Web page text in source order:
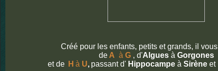
Créé pour les enfants, petits et grands, il
de A à G , d'Alguesà Gorgones
et de H à U, passant d' Hippocampeà Sirèneet